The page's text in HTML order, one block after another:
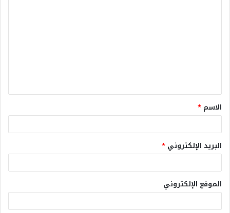
الاسم *
البريد الإلكتروني *
الموقع الإلكتروني